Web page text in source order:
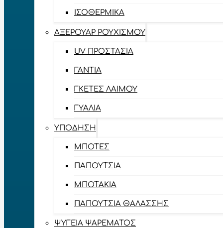
ΙΣΟΘΕΡΜΙΚΆ
ΑΞΕΡΟΥΆΡ ΡΟΥΧΙΣΜΟΎ
UV ΠΡΟΣΤΑΣΊΑ
ΓΆΝΤΙΑ
ΓΚΈΤΕΣ ΛΑΊΜΟΥ
ΓΥΑΛΙΆ
ΥΠΌΔΗΣΗ
ΜΠΌΤΕΣ
ΠΑΠΟΎΤΣΙΑ
ΜΠΟΤΆΚΙΑ
ΠΑΠΟΎΤΣΙΑ ΘΑΛΆΣΣΗΣ
ΨΥΓΕΊΑ ΨΑΡΈΜΑΤΟΣ